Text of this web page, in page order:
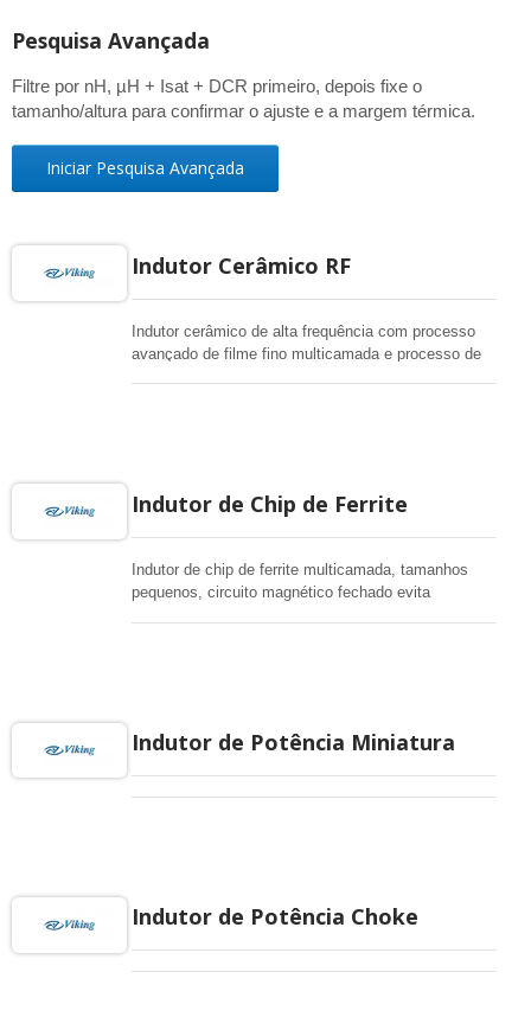
Pesquisa Avançada
Filtre por nH, µH + Isat + DCR primeiro, depois fixe o
tamanho/altura para confirmar o ajuste e a margem térmica.
Iniciar Pesquisa Avançada
Indutor Cerâmico RF
Indutor cerâmico de alta frequência com processo
avançado de filme fino multicamada e processo de
Indutor de Chip de Ferrite
Indutor de chip de ferrite multicamada, tamanhos
pequenos, circuito magnético fechado evita
Indutor de Potência Miniatura
Indutor de Potência Choke